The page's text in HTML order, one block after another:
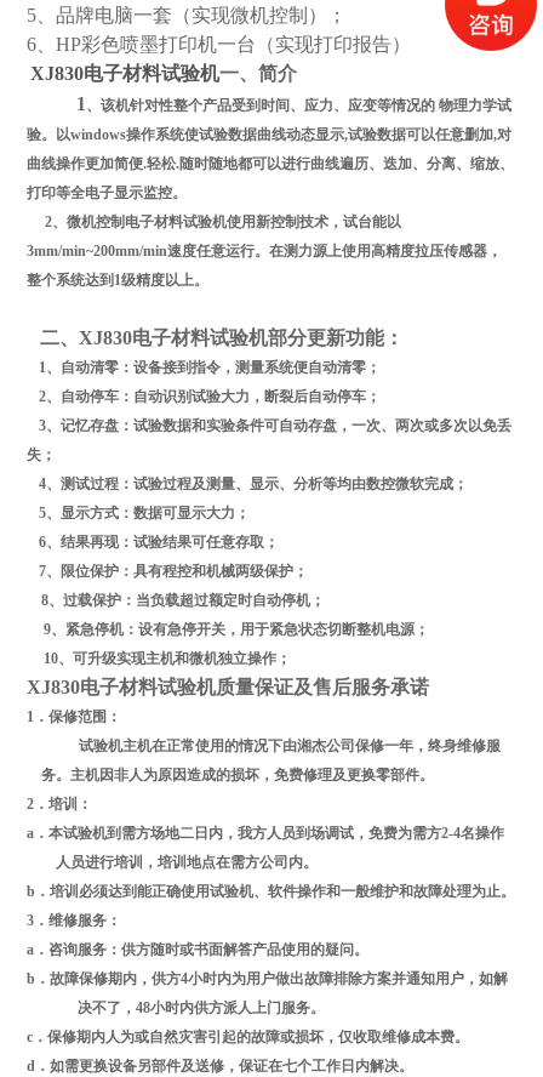
5 、品牌电脑一套（实现微机控制）；
6 、HP彩色喷墨打印机一台（实现打印报告）
XJ830电子材料试验机一、简介
1 、该机针对性整个产品受到时间、应力、应变等情况的 物理力学试
验。以windows操作系统使试验数据曲线动态显示,试验数据可以任意删加,对
曲线操作更加简便.轻松.随时随地都可以进行曲线遍历、迭加、分离、缩放、
打印等全电子显示监控。
2、微机控制电子材料试验机使用新控制技术，试台能以
3mm/min~200mm/min速度任意运行。在测力源上使用高精度拉压传感器，
整个系统达到1级精度以上。
二、XJ830电子材料试验机部分更新功能：
1、自动清零：设备接到指令，测量系统便自动清零；
2、自动停车：自动识别试验大力，断裂后自动停车；
3、记忆存盘：试验数据和实验条件可自动存盘，一次、两次或多次以免丢
失；
4、测试过程：试验过程及测量、显示、分析等均由数控微软完成；
5、显示方式：数据可显示大力；
6、结果再现：试验结果可任意存取；
7、限位保护：具有程控和机械两级保护；
8、过载保护：当负载超过额定时自动停机；
9、紧急停机：设有急停开关，用于紧急状态切断整机电源；
10、可升级实现主机和微机独立操作；
XJ830电子材料试验机质量保证及售后服务承诺
1 ．保修范围：
试验机主机在正常使用的情况下由湘杰公司保修一年，终身维修服
务。主机因非人为原因造成的损坏，免费修理及更换零部件。
2 ．培训：
a ．本试验机到需方场地二日内，我方人员到场调试，免费为需方2-4名操作
人员进行培训，培训地点在需方公司内。
b ．培训必须达到能正确使用试验机、软件操作和一般维护和故障处理为止。
3 ．维修服务：
a ．咨询服务：供方随时或书面解答产品使用的疑问。
b ．故障保修期内，供方4小时内为用户做出故障排除方案并通知用户，如解
决不了，48小时内供方派人上门服务。
c ．保修期内人为或自然灾害引起的故障或损坏，仅收取维修成本费。
d ．如需更换设备另部件及送修，保证在七个工作日内解决。